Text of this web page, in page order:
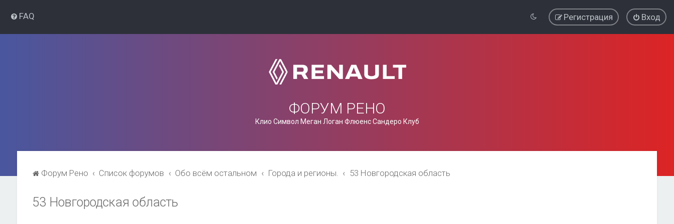
FAQ Вход
Регистрация
ФОРУМ РЕНО
Клио Символ Меган Логан Флюенс Сандеро Клуб
Форум Рено Список форумов Обо всём остальном Города и регионы. 53 Новгородская область
53 Новгородская область